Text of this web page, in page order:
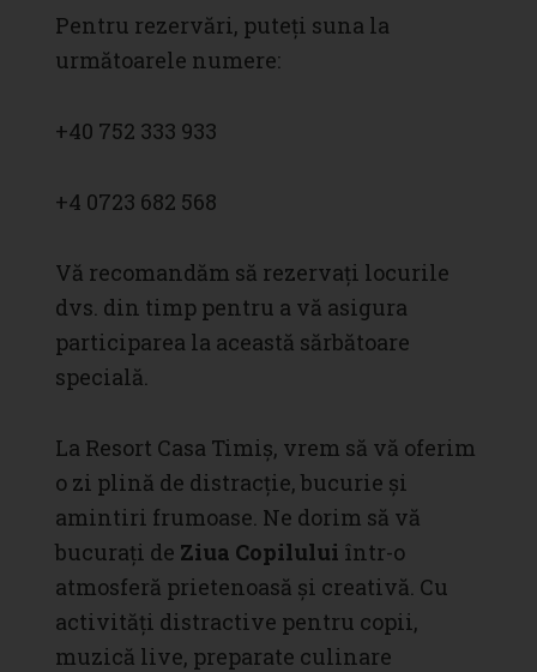
Pentru rezervări, puteți suna la
următoarele numere:
+40 752 333 933
+4 0723 682 568
Vă recomandăm să rezervați locurile
dvs. din timp pentru a vă asigura
participarea la această sărbătoare
specială.
La Resort Casa Timiș, vrem să vă oferim
o zi plină de distracție, bucurie și
amintiri frumoase. Ne dorim să vă
bucurați de Ziua Copilului într-o
atmosferă prietenoasă și creativă. Cu
activități distractive pentru copii,
muzică live, preparate culinare